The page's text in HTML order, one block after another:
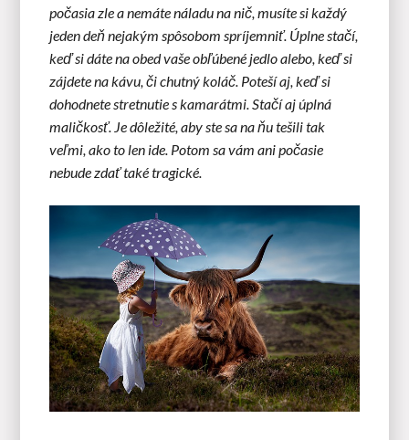
počasia zle a nemáte náladu na nič, musíte si každý
jeden deň nejakým spôsobom spríjemniť. Úplne stačí,
keď si dáte na obed vaše obľúbené jedlo alebo, keď si
zájdete na kávu, či chutný koláč. Poteší aj, keď si
dohodnete stretnutie s kamarátmi. Stačí aj úplná
maličkosť. Je dôležité, aby ste sa na ňu tešili tak
veľmi, ako to len ide. Potom sa vám ani počasie
nebude zdať také tragické.